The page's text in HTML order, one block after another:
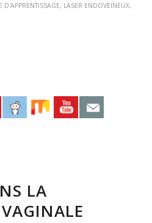
D'APPRENTISSAGE, LASER ENDOVEINEUX,
LA
VAGINALE